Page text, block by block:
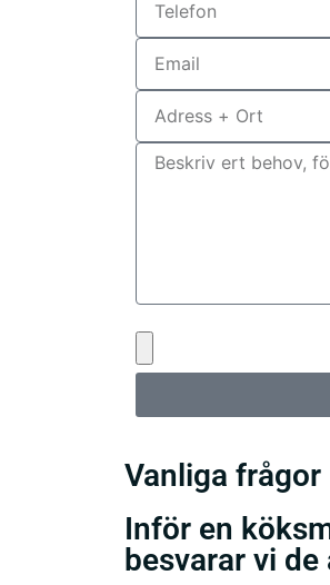
Vanliga frågor
Inför en
besvarar vi